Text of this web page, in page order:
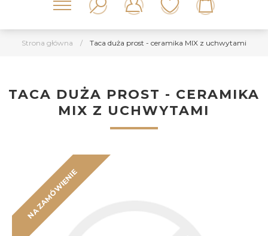
Strona główna / Taca duża prost - ceramika MIX z uchwytami
TACA DUŻA PROST - CERAMIKA
MIX Z UCHWYTAMI
NA ZAMÓWIENIE